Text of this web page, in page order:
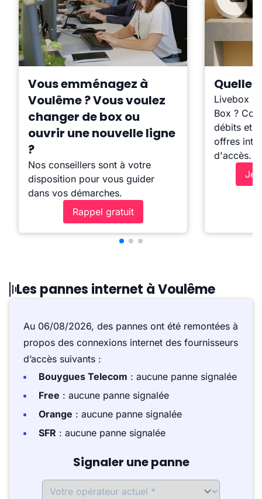
Vous emménagez à
Voulême ? Vous voulez
changer de box ou
ouvrir une nouvelle ligne
?
Nos conseillers sont à votre
disposition pour vous guider
dans vos démarches.
Rappel gratuit
Quelle
Livebox ?
Box ?
débits et
offres
d'accès.
Je
Les pannes internet à Voulême
Au 06/08/2026, des pannes ont été remontées à
propos des connexions internet des fournisseurs
d’accès suivants :
Bouygues Telecom : aucune panne signalée
Free : aucune panne signalée
Orange : aucune panne signalée
SFR : aucune panne signalée
Signaler une panne